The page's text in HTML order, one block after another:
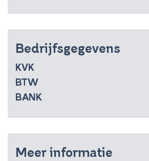
Bedrijfsgegevens
KVK
BTW
BANK
Meer informatie